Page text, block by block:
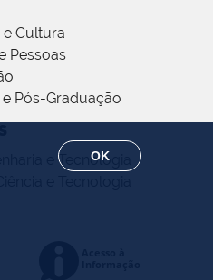
OK
e Cultura
Pessoas
Pós-Graduação
e Tecnologia
e Tecnologia